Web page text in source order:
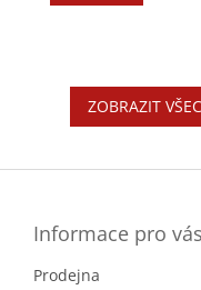
ZOBRAZIT
Informace pro vás
Prodejna